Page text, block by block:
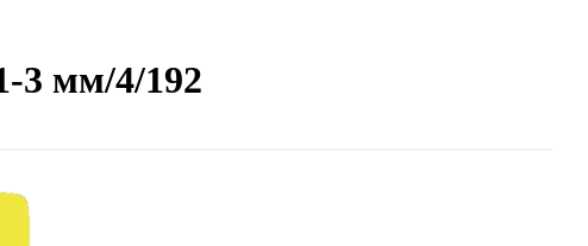
3 мм/4/192